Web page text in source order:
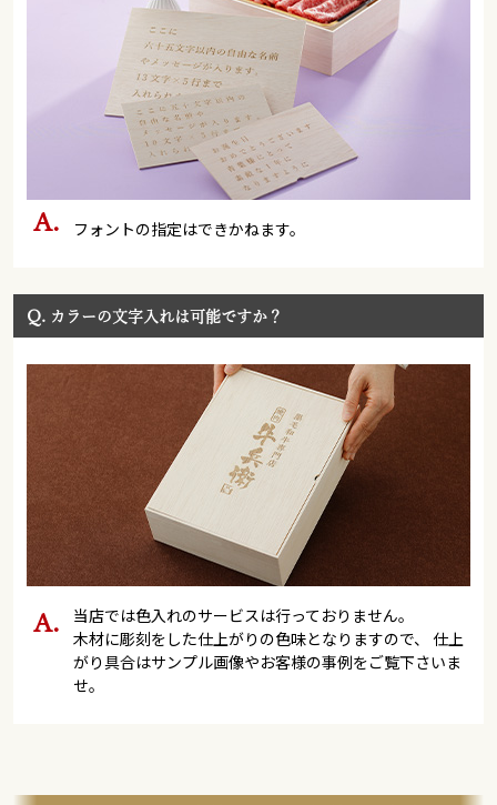
フォントの指定はできかねます。
Q. カラーの文字入れは可能ですか？
当店では色入れのサービスは行っておりません。
木材に彫刻をした仕上がりの色味となりますので、 仕上
がり具合はサンプル画像やお客様の事例をご覧下さいま
せ。